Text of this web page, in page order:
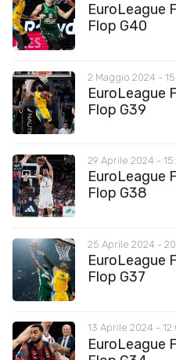
EuroLeague
Flop G40
2 Maggio 2024 -
EuroLeague
Flop G39
29 Aprile 2024 -
EuroLeague
Flop G38
25 Aprile 2024 -
EuroLeague
Flop G37
13 Aprile 2024 -
EuroLeague